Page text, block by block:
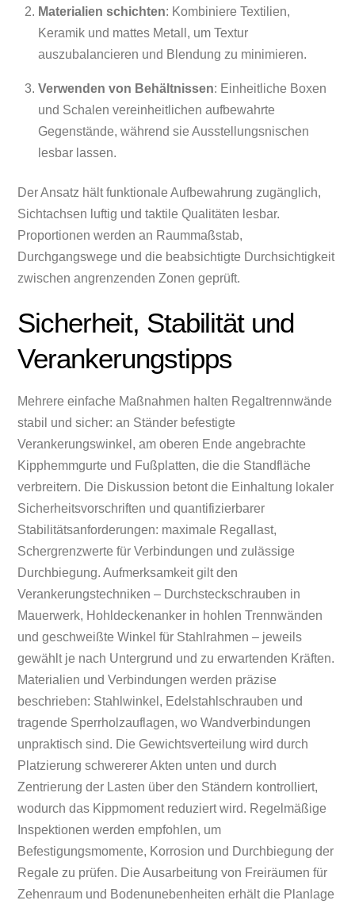
Materialien schichten: Kombiniere Textilien,
Keramik und mattes Metall, um Textur
auszubalancieren und Blendung zu minimieren.
Verwenden von Behältnissen: Einheitliche Boxen
und Schalen vereinheitlichen aufbewahrte
Gegenstände, während sie Ausstellungsnischen
lesbar lassen.
Der Ansatz hält funktionale Aufbewahrung zugänglich,
Sichtachsen luftig und taktile Qualitäten lesbar.
Proportionen werden an Raummaßstab,
Durchgangswege und die beabsichtigte Durchsichtigkeit
zwischen angrenzenden Zonen geprüft.
Sicherheit, Stabilität und
Verankerungstipps
Mehrere einfache Maßnahmen halten Regaltrennwände
stabil und sicher: an Ständer befestigte
Verankerungswinkel, am oberen Ende angebrachte
Kipphemmgurte und Fußplatten, die die Standfläche
verbreitern. Die Diskussion betont die Einhaltung lokaler
Sicherheitsvorschriften und quantifizierbarer
Stabilitätsanforderungen: maximale Regallast,
Schergrenzwerte für Verbindungen und zulässige
Durchbiegung. Aufmerksamkeit gilt den
Verankerungstechniken – Durchsteckschrauben in
Mauerwerk, Hohldeckenanker in hohlen Trennwänden
und geschweißte Winkel für Stahlrahmen – jeweils
gewählt je nach Untergrund und zu erwartenden Kräften.
Materialien und Verbindungen werden präzise
beschrieben: Stahlwinkel, Edelstahlschrauben und
tragende Sperrholzauflagen, wo Wandverbindungen
unpraktisch sind. Die Gewichtsverteilung wird durch
Platzierung schwererer Akten unten und durch
Zentrierung der Lasten über den Ständern kontrolliert,
wodurch das Kippmoment reduziert wird. Regelmäßige
Inspektionen werden empfohlen, um
Befestigungsmomente, Korrosion und Durchbiegung der
Regale zu prüfen. Die Ausarbeitung von Freiräumen für
Zehenraum und Bodenunebenheiten erhält die Planlage